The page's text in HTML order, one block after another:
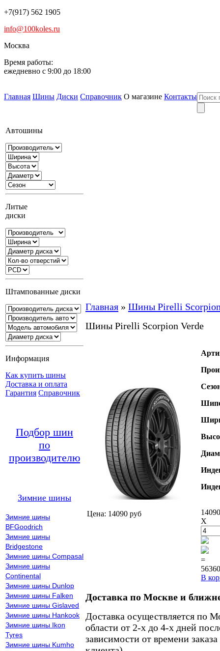
+7(917) 562 1905
info@100koles.ru
Москва
Время работы:
ежедневно с 9:00 до 18:00
Главная Шины Диски Справочник О магазине Контакты
Автошины
Литые
диски
Штампованные диски
Информация
Как купить шины
Доставка и оплата
Гарантия Справочник
Подбор шин
по
производителю
Зимние шины
Зимние шины
BFGoodrich
Зимние шины
Bridgestone
Зимние шины Compasal
Зимние шины
Continental
Зимние шины Dunlop
Зимние шины Falken
Зимние шины Gislaved
Зимние шины Hankook
Зимние шины Ikon
Tyres
Зимние шины Kumho
Главная » Шины Pirelli
Шины Pirelli Scorpion Verde
Цена: 14090 руб
X
=
В
Доставка по Москве и
Доставка осуществляется по
области от 2-х до 4-х дней
зависимости от времени